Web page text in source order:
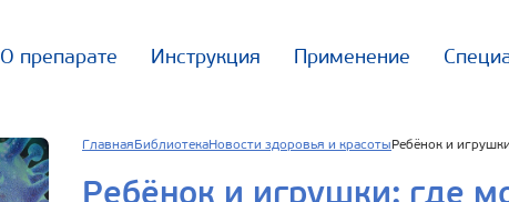
О препарате Инструкция Применение
Главная БиблиотекаНовости здоровья и красоты Ребёнок и